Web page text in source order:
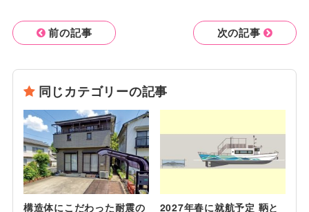
前の記事 次の記事
同じカテゴリーの記事
構造体にこだわった耐震の 2027年春に就航予定 鞆と